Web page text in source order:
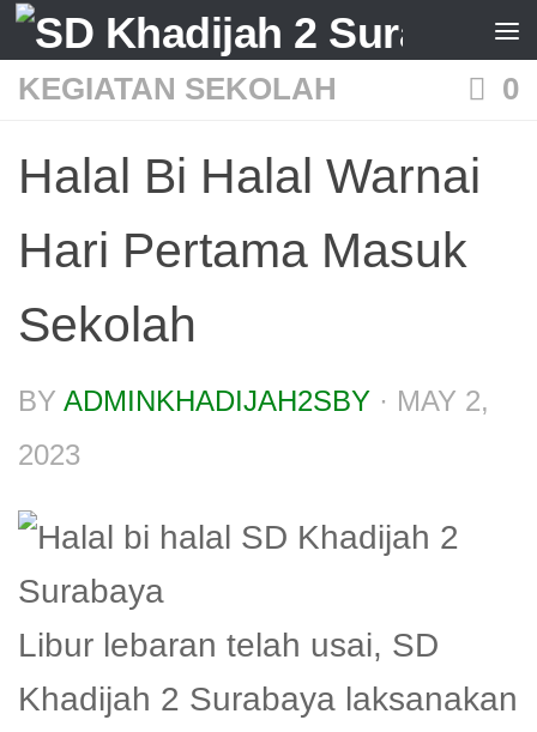
Skip to content
KEGIATAN SEKOLAH 0
Halal Bi Halal Warnai
Hari Pertama Masuk
Sekolah
BY ADMINKHADIJAH2SBY · MAY 2,
2023
Libur lebaran telah usai, SD
Khadijah 2 Surabaya laksanakan